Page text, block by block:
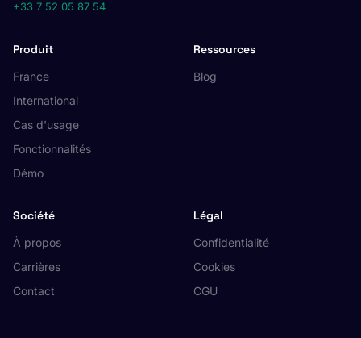
+33 7 52 05 87 54
Produit
France
International
Cas d'usage
Fonctionnalités
Démo
Ressources
Blog
Société
À propos
Carrières
Contact
Légal
Confidentialité
Cookies
CGU